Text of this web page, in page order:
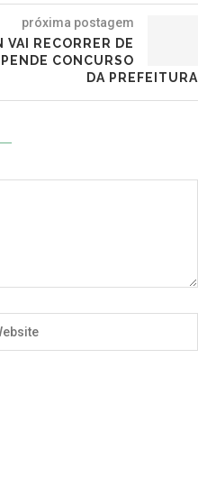
próxima postagem
VAI RECORRER DE
CONCURSO
DA PREFEITURA